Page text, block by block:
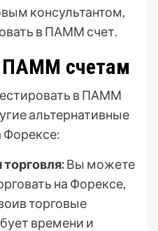
консультантом,
в ПАММ счет.
ПАММ счетам
в ПАММ
альтернативные
Форексе:
Вы можете
на Форексе,
торговые
времени и